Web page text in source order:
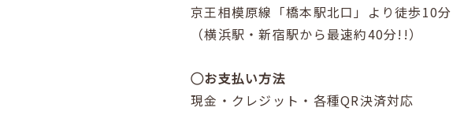
京王相模原線「橋本駅北口」より徒歩10分
（横浜駅・新宿駅から最速約40分!!）
◯お支払い方法
現金・クレジット・各種QR決済対応